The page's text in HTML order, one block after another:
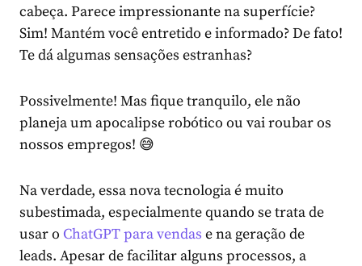
cabeça. Parece impressionante na superfície?
Sim! Mantém você entretido e informado? De fato!
Te dá algumas sensações estranhas?
Possivelmente! Mas fique tranquilo, ele não
planeja um apocalipse robótico ou vai roubar os
nossos empregos! 😅
Na verdade, essa nova tecnologia é muito
subestimada, especialmente quando se trata de
usaro ChatGPT para vendas e na geração de
leads. Apesar de facilitar alguns processos, a